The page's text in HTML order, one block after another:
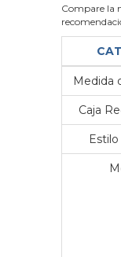
Compare la
Medida
Caja